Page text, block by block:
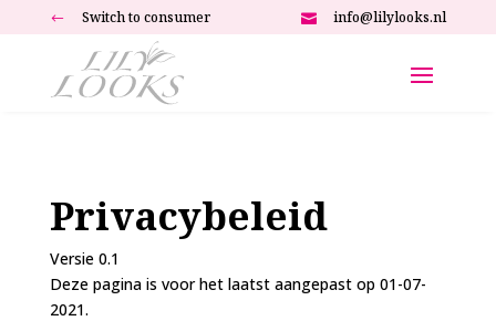
# Switch to consumer  info@lilylooks.nl
Privacybeleid
Versie 0.1
Deze pagina is voor het laatst aangepast op 01-07-
2021.